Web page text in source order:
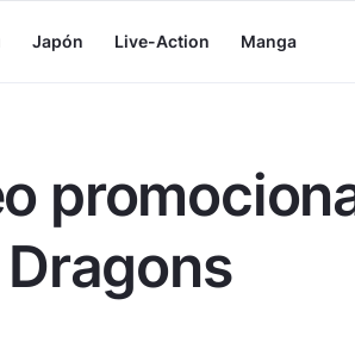
Japón Live-Action Manga